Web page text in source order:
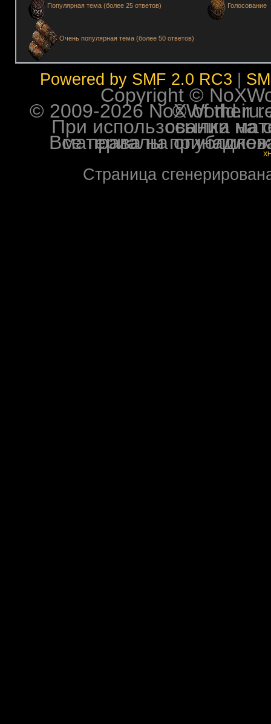
Популярная тема (более 25 ответов)
Очень популярная тема (более 50 ответов)
Голосование
Powered by SMF 2.0 RC3
Copyright ©
© 2009-2026 NoXWorld.ru. All
При использовании
Все права на опубликованные на форуме
Страница